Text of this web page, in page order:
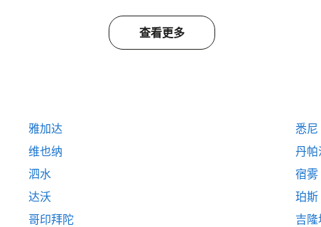
查看更多
雅加达
悉尼
维也纳
丹帕
泗水
宿雾
达沃
珀斯
哥印拜陀 吉隆